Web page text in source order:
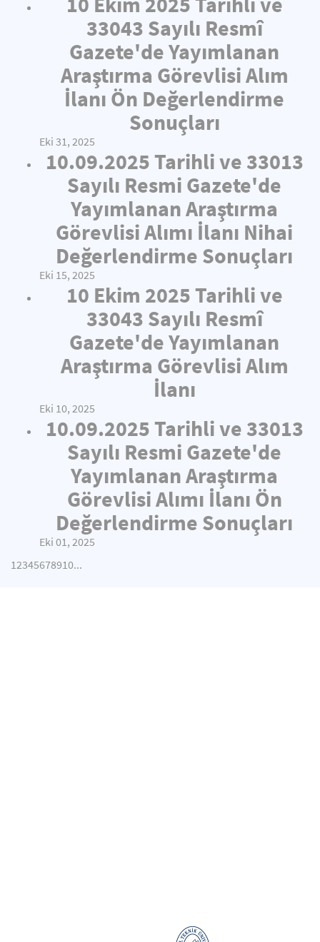
33043 Sayılı Resmî
Gazete'de Yayımlanan
Araştırma Görevlisi Alım
İlanı Ön Değerlendirme
Sonuçları
Eki 31, 2025
10.09.2025 Tarihli ve 33013
Sayılı Resmi Gazete'de
Yayımlanan Araştırma
Görevlisi Alımı İlanı Nihai
Değerlendirme Sonuçları
Eki 15, 2025
10 Ekim 2025 Tarihli ve
33043 Sayılı Resmî
Gazete'de Yayımlanan
Araştırma Görevlisi Alım
İlanı
Eki 10, 2025
10.09.2025 Tarihli ve 33013
Sayılı Resmi Gazete'de
Yayımlanan Araştırma
Görevlisi Alımı İlanı Ön
Değerlendirme Sonuçları
Eki 01, 2025
12345678910...